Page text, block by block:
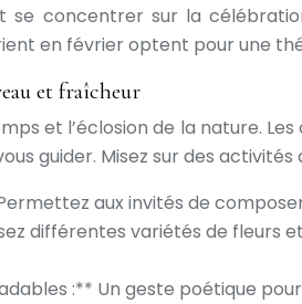
se concentrer sur la
en février optent pour une
et fraîcheur
et l’éclosion de la nature.
guider. Misez sur des
aux invités de
différentes variétés de fleurs
:** Un geste poétique